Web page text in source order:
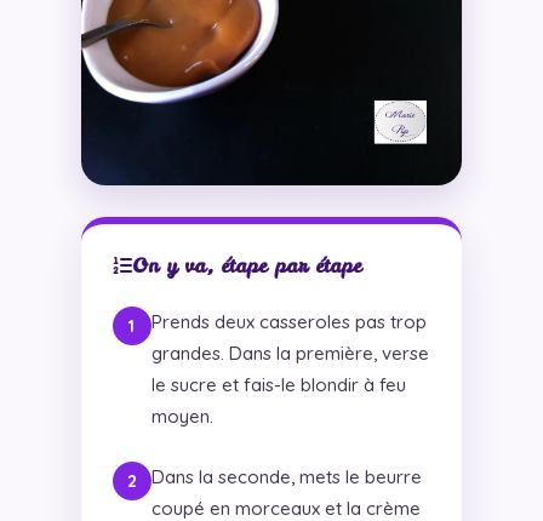
On y va, étape par étape
Prends deux casseroles pas trop
grandes. Dans la première, verse
le sucre et fais-le blondir à feu
moyen.
Dans la seconde, mets le beurre
coupé en morceaux et la crème